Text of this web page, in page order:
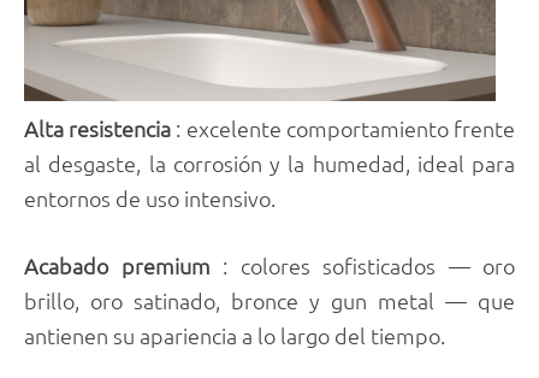
Alta resistencia : excelente comportamiento frente
al desgaste, la corrosión y la humedad, ideal para
entornos de uso intensivo.
Acabado premium : colores sofisticados — oro
brillo, oro satinado, bronce y gun metal — que
antienen su apariencia a lo largo del tiempo.